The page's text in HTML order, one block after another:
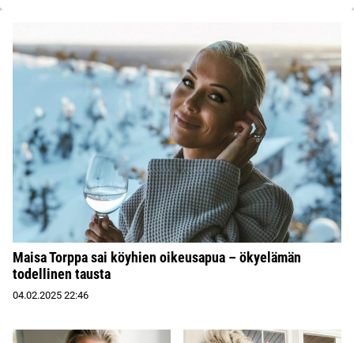
Maisa Torppa sai köyhien oikeusapua – ökyelämän
todellinen tausta
04.02.2025 22:46